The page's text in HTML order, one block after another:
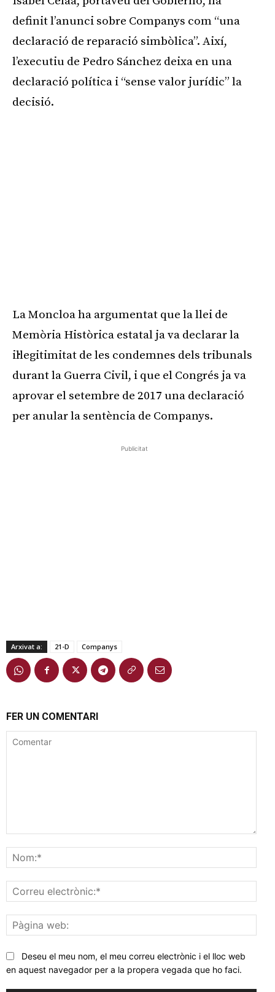
definit l’anunci sobre Companys com “una
declaració de reparació simbòlica”. Així,
l’executiu de Pedro Sánchez deixa en una
declaració política i “sense valor jurídic” la
decisió.
La Moncloa ha argumentat que la llei de
Memòria Històrica estatal ja va declarar la
il·legitimitat de les condemnes dels tribunals
durant la Guerra Civil, i que el Congrés ja va
aprovar el setembre de 2017 una declaració
per anular la sentència de Companys.
Publicitat
Arxivat a: 21-D Companys
FER UN COMENTARI
web:
Deseu el meu nom, el meu correu electrònic i el lloc web
en aquest navegador per a la propera vegada que ho faci.